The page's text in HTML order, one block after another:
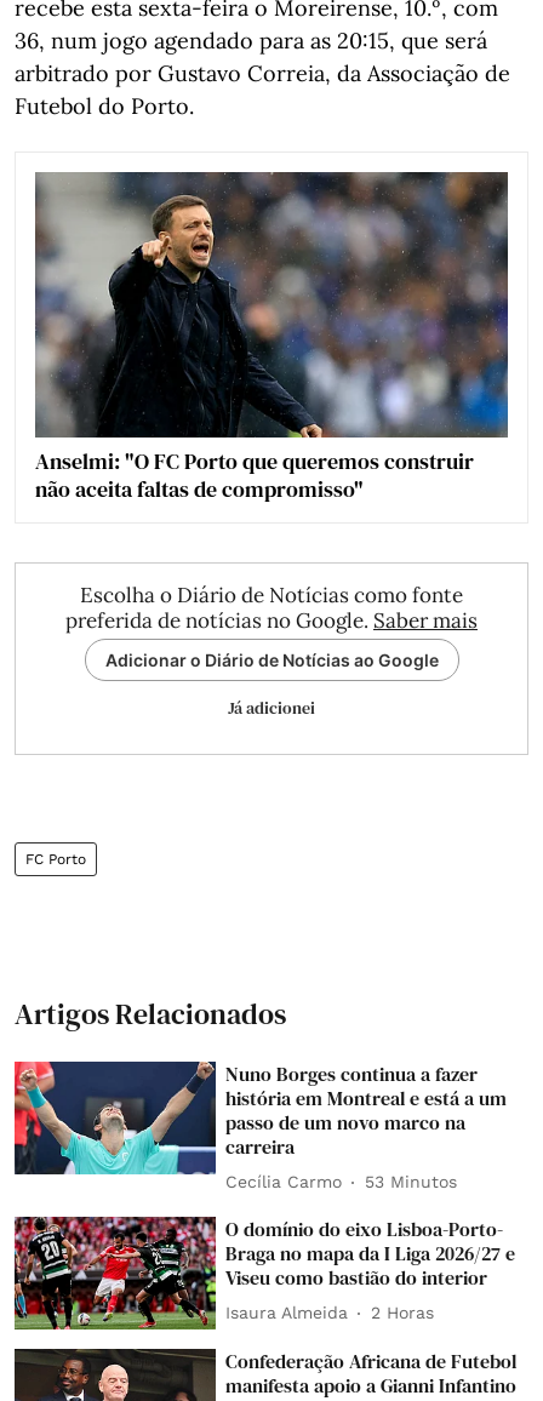
recebe esta sexta-feira o Moreirense, 10.º, com
36, num jogo agendado para as 20:15, que será
arbitrado por Gustavo Correia, da Associação de
Futebol do Porto.
Anselmi: "O FC Porto que queremos construir
não aceita faltas de compromisso"
Escolha o Diário de Notícias como fonte
preferida de notícias no Google. Saber mais
Adicionar o Diário de Notícias ao Google
Já adicionei
FC Porto
Artigos Relacionados
Nuno Borges continua a fazer
história em Montreal e está a um
passo de um novo marco na
carreira
Cecília Carmo 53 Minutos
O domínio do eixo Lisboa-Porto-
Braga no mapa da I Liga 2026/27 e
Viseu como bastião do interior
Isaura Almeida 2 Horas
Confederação Africana de Futebol
manifesta apoio a Gianni Infantino